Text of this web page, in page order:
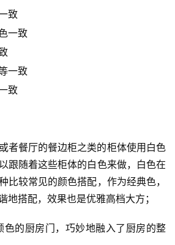
致
一致
一致
致
者餐厅的餐边柜之类的柜体使用白色
跟随着这些柜体的白色来做，白色在
比较常见的颜色搭配，作为经典色，
地搭配，效果也是优雅高档大方；
色的厨房门，巧妙地融入了厨房的整